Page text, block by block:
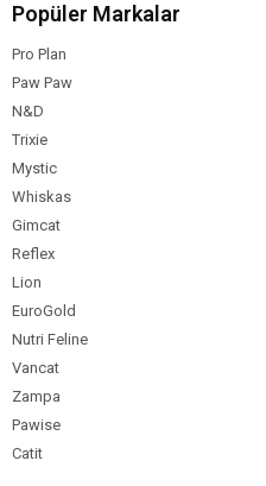
Popüler Markalar
Pro Plan
Paw Paw
N&D
Trixie
Mystic
Whiskas
Gimcat
Reflex
Lion
EuroGold
Nutri Feline
Vancat
Zampa
Pawise
Catit